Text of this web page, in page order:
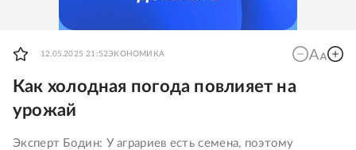
12.05.2025 21:52ЭКОНОМИКА
Как холодная погода повлияет на
урожай
Эксперт Бодин: У аграриев есть семена, поэтому